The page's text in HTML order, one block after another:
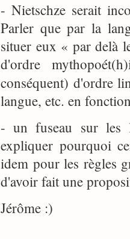
- Nietschze serait
Parler que par la
situer eux « par delà
d'ordre
conséquent) d'ordre
langue, etc. en
- un fuseau sur les
expliquer pourquoi
idem pour les règles
d'avoir fait une
Jérôme :)